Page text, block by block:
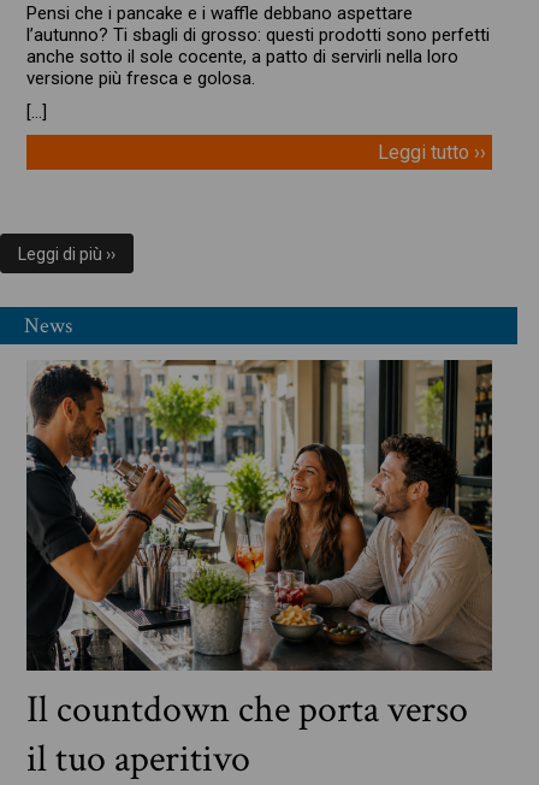
Pensi che i pancake e i waffle debbano aspettare
l’autunno? Ti sbagli di grosso: questi prodotti sono perfetti
anche sotto il sole cocente, a patto di servirli nella loro
versione più fresca e golosa.
[…]
Leggi tutto ››
Leggi di più ››
News
Il countdown che porta verso
il tuo aperitivo